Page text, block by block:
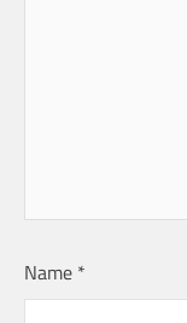
Name *